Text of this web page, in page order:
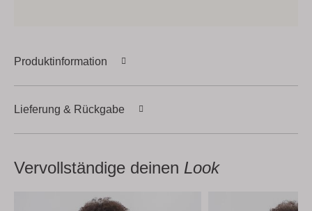
Produktinformation
Lieferung & Rückgabe
Vervollständige deinen Look